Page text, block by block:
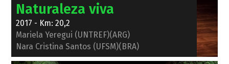
Naturaleza viva
2017 - Km: 20,2
Mariela Yeregui (UNTREF)(ARG)
Nara Cristina Santos (UFSM)(BRA)